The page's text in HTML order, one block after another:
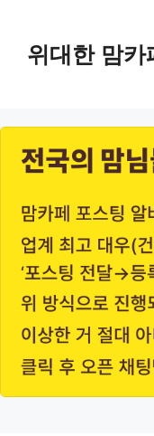
content위대한 맘카